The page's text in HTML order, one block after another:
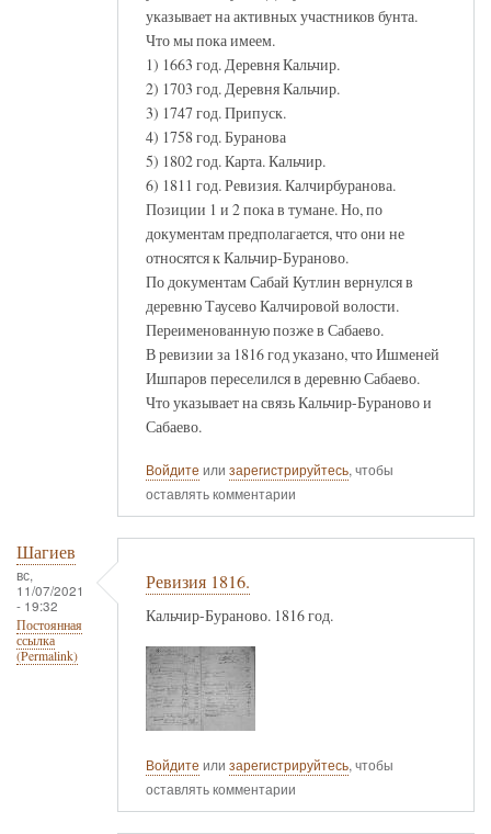
указывает на активных участников бунта.
Что мы пока имеем.
1) 1663 год. Деревня Кальчир.
2) 1703 год. Деревня Кальчир.
3) 1747 год. Припуск.
4) 1758 год. Буранова
5) 1802 год. Карта. Кальчир.
6) 1811 год. Ревизия. Калчирбуранова.
Позиции 1 и 2 пока в тумане. Но, по
документам предполагается, что они не
относятся к Кальчир-Бураново.
По документам Сабай Кутлин вернулся в
деревню Таусево Калчировой волости.
Переименованную позже в Сабаево.
В ревизии за 1816 год указано, что Ишменей
Ишпаров переселился в деревню Сабаево.
Что указывает на связь Кальчир-Бураново и
Сабаево.
Войдите или зарегистрируйтесь, чтобы
оставлять комментарии
Шагиев
вс,
11/07/2021
- 19:32
Постоянная
ссылка
(Permalink)
Ревизия 1816.
Кальчир-Бураново. 1816 год.
Войдите или зарегистрируйтесь, чтобы
оставлять комментарии